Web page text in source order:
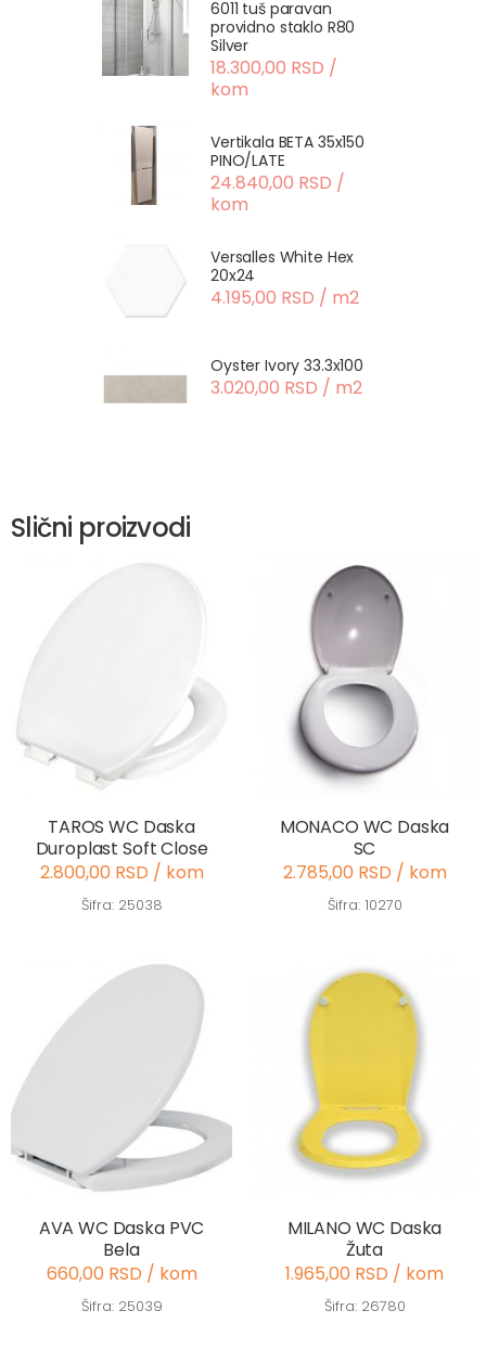
6011 tuš paravan
providno staklo R80
Silver
18.300,00 RSD /
kom
Vertikala BETA 35x150
PINO/LATE
24.840,00 RSD /
kom
Versalles White Hex
20x24
4.195,00 RSD / m2
Oyster Ivory 33.3x100
3.020,00 RSD / m2
Slični proizvodi
TAROS WC Daska
Duroplast Soft Close
2.800,00 RSD / kom
Šifra: 25038
MONACO WC Daska
SC
2.785,00 RSD / kom
Šifra: 10270
AVA WC Daska PVC
Bela
660,00 RSD / kom
Šifra: 25039
MILANO WC Daska
Žuta
1.965,00 RSD / kom
Šifra: 26780